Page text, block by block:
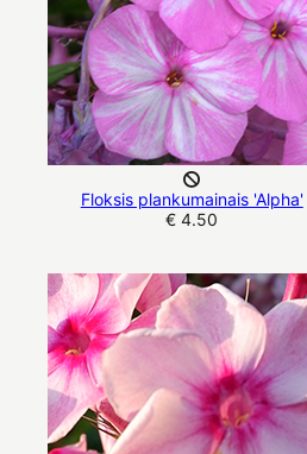
Floksis plankumainais 'Alpha'
€ 4.50